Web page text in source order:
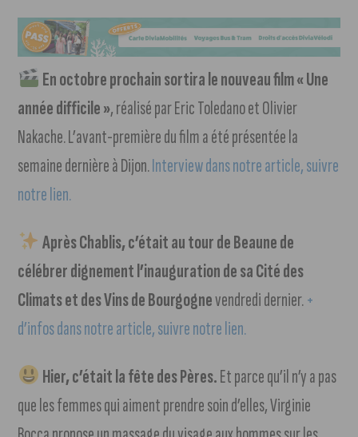
En octobre prochain sortira le nouveau film « Une
année difficile », réalisé par Eric Toledano et Olivier
Nakache. L’avant-première du film a été présentée la
semaine dernière à Dijon.Interview dans notre article, suivre
notre lien.
Après Chablis, c’était au tour de Beaune de
célébrer dignement l’inauguration de sa Cité des
Climats et des Vins de Bourgognevendredi dernier.+
d’infos dans notre article, suivre notre lien.
Hier, c’était la fête des Pères.Et parce qu’il n’y a pas
que les femmes qui aiment prendre soin d’elles, Virginie